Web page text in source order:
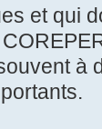
et qui
à